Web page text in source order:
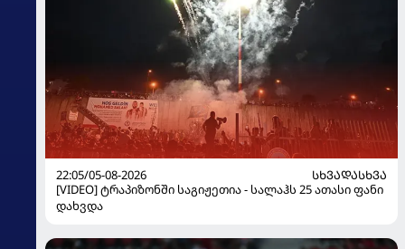
22:05/05-08-2026
ᲡᲮᲕᲐᲓᲐᲡᲮᲕᲐ
[VIDEO] ტრაპიზონში საგიჟეთია - სალაჰს 25 ათასი ფანი
დახვდა